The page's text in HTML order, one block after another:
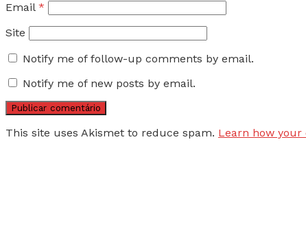
Email *
Site
Notify me of follow-up comments by email.
Notify me of new posts by email.
This site uses Akismet to reduce spam. Learn how your